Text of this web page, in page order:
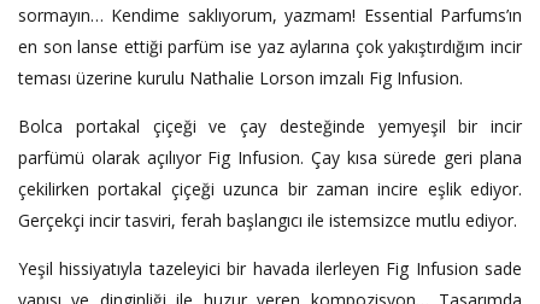
sormayın… Kendime saklıyorum, yazmam! Essential Parfums’ın
en son lanse ettiği parfüm ise yaz aylarına çok yakıştırdığım incir
teması üzerine kurulu Nathalie Lorson imzalı Fig Infusion.
Bolca portakal çiçeği ve çay desteğinde yemyeşil bir incir
parfümü olarak açılıyor Fig Infusion. Çay kısa sürede geri plana
çekilirken portakal çiçeği uzunca bir zaman incire eşlik ediyor.
Gerçekçi incir tasviri, ferah başlangıcı ile istemsizce mutlu ediyor.
Yeşil hissiyatıyla tazeleyici bir havada ilerleyen Fig Infusion sade
yapısı ve dinginliği ile huzur veren kompozisyon… Tasarımda